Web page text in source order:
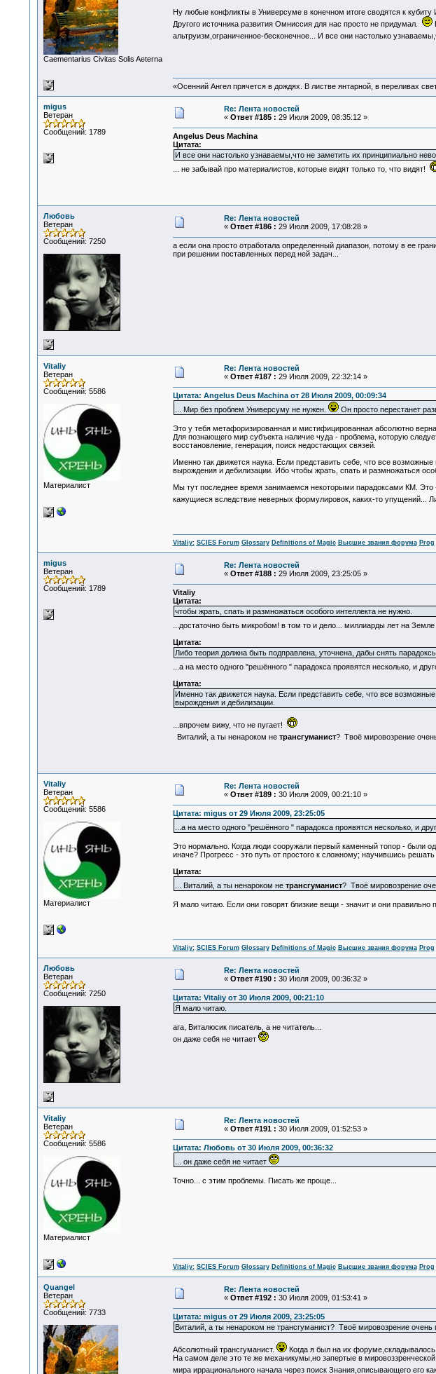
Сaementarius Civitas Solis Aeterna
Ну любые конфликты в Универсуме в конечном итоге сводятся к кубиту
Другого источника развития Омниссия для нас просто не придумал.
альтруизм,ограниченное-бесконечное... И все они настолько
«Осенний Ангел прячется в дождях. В листве янтарной, в переливах
migus
Ветеран
Сообщений: 1789
Re: Лента новостей
« Ответ #185 : 29 Июля 2009, 08:35:12 »
Angelus Deus Machina
Цитата:
И все они настолько узнаваемы,что не заметить их принципиально
... не забывай про материалистов, которые видят только то, что видят!
Любовь
Ветеран
Сообщений: 7250
Re: Лента новостей
« Ответ #186 : 29 Июля 2009, 17:08:28 »
а если она просто отработала определенный диапазон, потому в ее
при решении поставленных перед ней задач...
Vitaliy
Ветеран
Сообщений: 5586
Материалист
Re: Лента новостей
« Ответ #187 : 29 Июля 2009, 22:32:14 »
Цитата: Angelus Deus Machina от 28 Июля 2009, 00:09:34
... Мир без проблем Универсуму не нужен.
Он просто перестанет
Это у тебя метафоризированная и мистифицированная абсолютно
Для познающего мир субъекта наличие чуда - проблема, которую
восстановление, генерация, поиск недостающих связей.
Именно так движется наука. Если представить себе, что все
вырождения и дебилизации. Ибо чтобы жрать, спать и размножаться
Мы тут последнее время занимаемся некоторыми парадоксами КМ. Это
кажущиеся вследствие неверных формулировок, каких-то упущений...
Vitaliy: SCIES Forum Glossary Definitions of Magic Высшие звания форума Prog
migus
Ветеран
Сообщений: 1789
Re: Лента новостей
« Ответ #188 : 29 Июля 2009, 23:25:05 »
Vitaliy
Цитата:
чтобы жрать, спать и размножаться особого интеллекта не нужно.
...достаточно быть микробом! в том то и дело... миллиарды лет на
Цитата:
Либо теория должна быть подправлена, уточнена, дабы снять
...а на место одного "решённого " парадокса проявятся несколько, и
Цитата:
Именно так движется наука. Если представить себе, что все
вырождения и дебилизации.
...впрочем вижу, что не пугает!
Виталий, а ты ненароком не трансгуманист? Твоё мировозрение
Vitaliy
Ветеран
Сообщений: 5586
Материалист
Re: Лента новостей
« Ответ #189 : 30 Июля 2009, 00:21:10 »
Цитата: migus от 29 Июля 2009, 23:25:05
...а на место одного "решённого " парадокса проявятся несколько, и
Это нормально. Когда люди сооружали первый каменный топор - были
иначе? Прогресс - это путь от простого к сложному; научившись
Цитата:
... Виталий, а ты ненароком не трансгуманист? Твоё мировозрение
Я мало читаю. Если они говорят близкие вещи - значит и они правильно
Vitaliy: SCIES Forum Glossary Definitions of Magic Высшие звания форума Prog
Любовь
Ветеран
Сообщений: 7250
Re: Лента новостей
« Ответ #190 : 30 Июля 2009, 00:36:32 »
Цитата: Vitaliy от 30 Июля 2009, 00:21:10
Я мало читаю.
ага, Виталюсик писатель, а не читатель...
он даже себя не читает
Vitaliy
Ветеран
Сообщений: 5586
Материалист
Re: Лента новостей
« Ответ #191 : 30 Июля 2009, 01:52:53 »
Цитата: Любовь от 30 Июля 2009, 00:36:32
... он даже себя не читает
Точно... с этим проблемы. Писать же проще...
Vitaliy: SCIES Forum Glossary Definitions of Magic Высшие звания форума Prog
Quangel
Ветеран
Сообщений: 7733
Re: Лента новостей
« Ответ #192 : 30 Июля 2009, 01:53:41 »
Цитата: migus от 29 Июля 2009, 23:25:05
Виталий, а ты ненароком не трансгуманист? Твоё мировозрение очень
Абсолютный трансгуманист.
Когда я был на их
На самом деле это те же механикумы,но запертые в
мира иррационального начала через поиск Знания,описывающего его